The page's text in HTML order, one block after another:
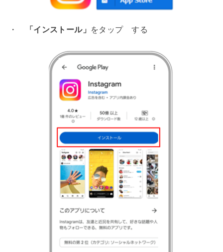
・ 「インストール」 をタップ する